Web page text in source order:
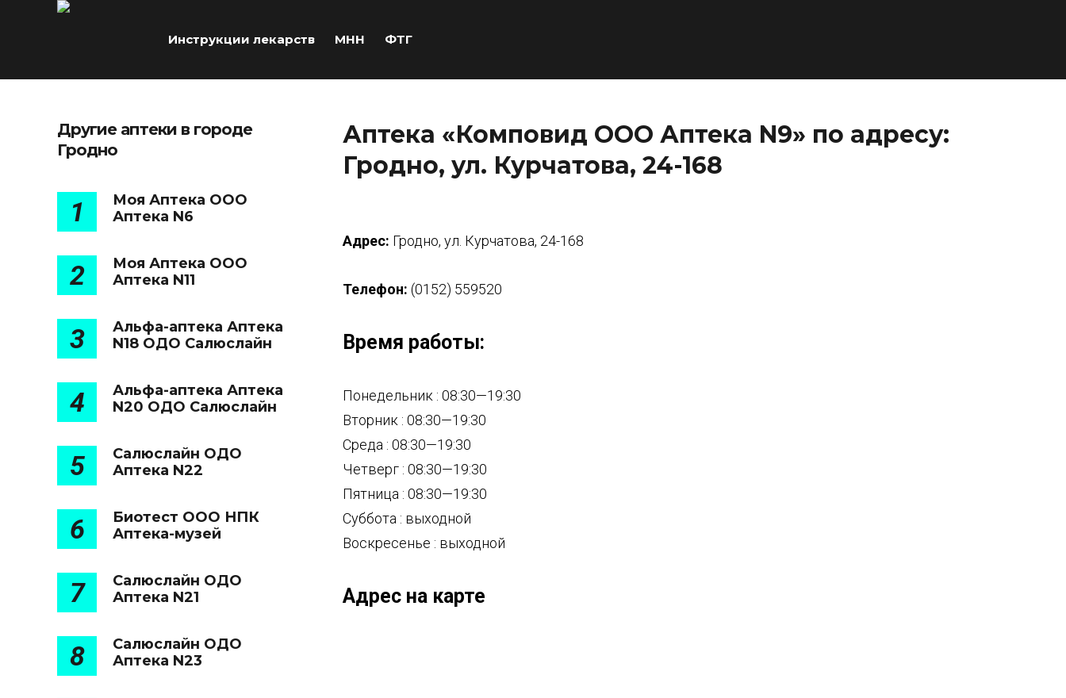
Инструкции лекарств МНН ФТГ
Аптека «Комповид ООО Аптека N9» по адресу:
Гродно, ул. Курчатова, 24-168
Адрес: Гродно, ул. Курчатова, 24-168
Телефон: (0152) 559520
Время работы:
Понедельник : 08:30—19:30
Вторник : 08:30—19:30
Среда : 08:30—19:30
Четверг : 08:30—19:30
Пятница : 08:30—19:30
Суббота : выходной
Воскресенье : выходной
Адрес на карте
Другие аптеки в городе
Гродно
1
Моя Аптека ООО
Аптека N6
2
Моя Аптека ООО
Аптека N11
3
Альфа-аптека Аптека
N18 ОДО Салюслайн
4
Альфа-аптека Аптека
N20 ОДО Салюслайн
5
Салюслайн ОДО
Аптека N22
6
Биотест ООО НПК
Аптека-музей
7
Салюслайн ОДО
Аптека N21
8
Салюслайн ОДО
Аптека N23